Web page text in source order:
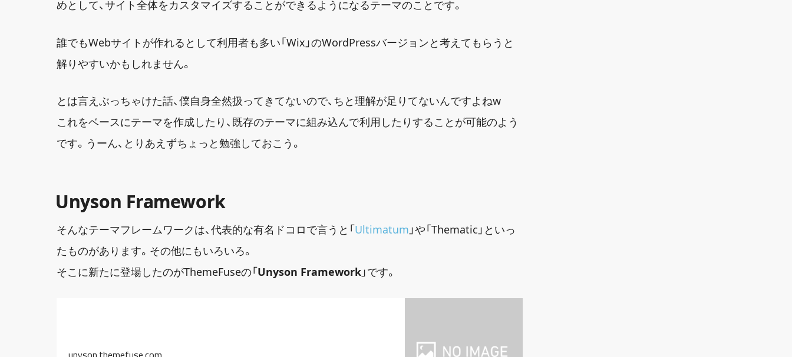
めとして、サイト全体をカスタマイズすることができるようになるテーマのことです。
誰でもWebサイトが作れるとして利用者も多い「Wix」のWordPressバージョンと考えてもらうと
解りやすいかもしれません。
とは言えぶっちゃけた話、僕自身全然扱ってきてないので、ちと理解が足りてないんですよねw
これをベースにテーマを作成したり、既存のテーマに組み込んで利用したりすることが可能のよう
です。うーん、とりあえずちょっと勉強しておこう。
Unyson Framework
そんなテーマフレームワークは、代表的な有名ドコロで言うと「Ultimatum 」や「Thematic」といっ
たものがあります。その他にもいろいろ。
そこに新たに登場したのがThemeFuseの「Unyson Framework」です。